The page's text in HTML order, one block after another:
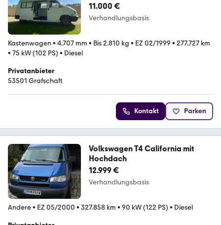
11.000 €
Verhandlungsbasis
Kastenwagen • 4.707 mm • Bis 2.810 kg • EZ 02/1999 • 277.727 km
• 75 kW (102 PS) • Diesel
Privatanbieter
53501 Grafschaft
Kontakt Parken
Volkswagen T4 California mit
Hochdach
12.999 €
Verhandlungsbasis
Andere• EZ 05/2000 • 327.858 km • 90 kW (122 PS) • Diesel